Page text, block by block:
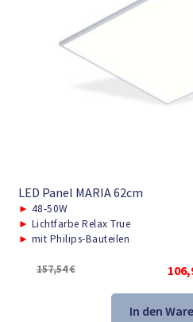
LED Panel MARIA 62cm
► 48-50W
► Lichtfarbe Relax True
► mit Philips-Bauteilen
157,54€
Preis
war:
In den